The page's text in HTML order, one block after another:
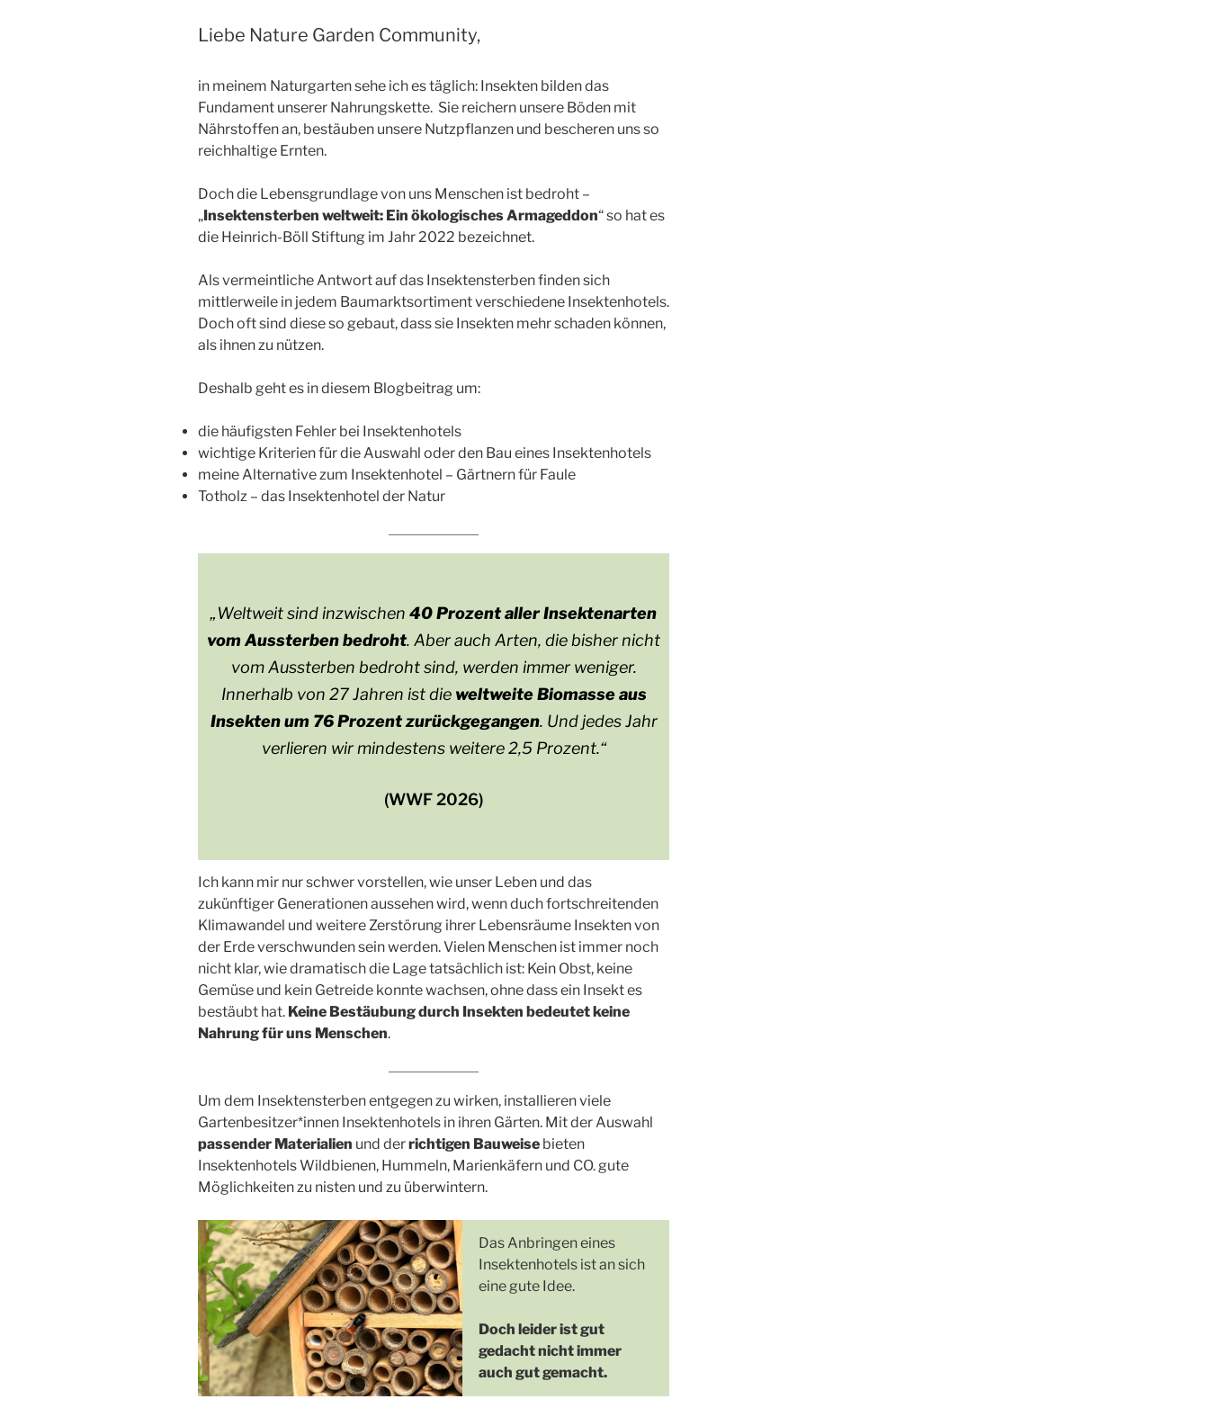
Liebe Nature Garden Community,
in meinem Naturgarten sehe ich es täglich: Insekten bilden das
Fundament unserer Nahrungskette. Sie reichern unsere Böden mit
Nährstoffen an, bestäuben unsere Nutzpflanzen und bescheren uns so
reichhaltige Ernten.
Doch die Lebensgrundlage von uns Menschen ist bedroht –
„Insektensterben weltweit: Ein ökologisches Armageddon“ so hat es
die Heinrich-Böll Stiftung im Jahr 2022 bezeichnet.
Als vermeintliche Antwort auf das Insektensterben finden sich
mittlerweile in jedem Baumarktsortiment verschiedene Insektenhotels.
Doch oft sind diese so gebaut, dass sie Insekten mehr schaden können,
als ihnen zu nützen.
Deshalb geht es in diesem Blogbeitrag um:
die häufigsten Fehler bei Insektenhotels
wichtige Kriterien für die Auswahl oder den Bau eines Insektenhotels
meine Alternative zum Insektenhotel – Gärtnern für Faule
Totholz – das Insektenhotel der Natur
„Weltweit sind inzwischen40 Prozent aller Insektenarten
vom Aussterben bedroht. Aber auch Arten, die bisher nicht
vom Aussterben bedroht sind, werden immer weniger.
Innerhalb von 27 Jahren ist die weltweite Biomasse aus
Insekten um 76 Prozent zurückgegangen. Und jedes Jahr
verlieren wir mindestens weitere 2,5 Prozent.“
(WWF 2026)
Ich kann mir nur schwer vorstellen, wie unser Leben und das
zukünftiger Generationen aussehen wird, wenn duch fortschreitenden
Klimawandel und weitere Zerstörung ihrer Lebensräume Insekten von
der Erde verschwunden sein werden. Vielen Menschen ist immer noch
nicht klar, wie dramatisch die Lage tatsächlich ist: Kein Obst, keine
Gemüse und kein Getreide konnte wachsen, ohne dass ein Insekt es
bestäubt hat. Keine Bestäubung durch Insekten bedeutet keine
Nahrung für uns Menschen.
Um dem Insektensterben entgegen zu wirken, installieren viele
Gartenbesitzer*innen Insektenhotels in ihren Gärten. Mit der Auswahl
passender Materialien und derrichtigen Bauweise bieten
Insektenhotels Wildbienen, Hummeln, Marienkäfern und CO. gute
Möglichkeiten zu nisten und zu überwintern.
Das Anbringen eines
Insektenhotels ist an sich
eine gute Idee.
Doch leider ist gut
gedacht nicht immer
auch gut gemacht.